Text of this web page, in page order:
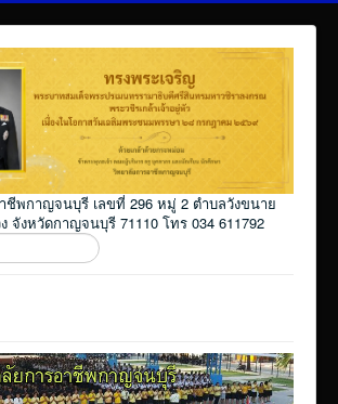
ชีพกาญจนบุรี เลขที่ 296 หมู่ 2 ตำบลวังขนาย
จังหวัดกาญจนบุรี 71110 โทร 034 611792
ออนไลน์